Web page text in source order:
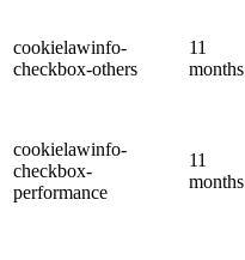
cookielawinfo-
checkbox-others
11
months
cookielawinfo-
checkbox-
performance
11
months